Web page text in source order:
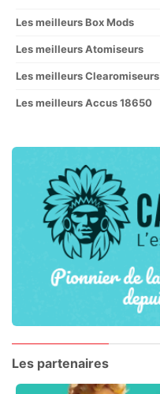
Les meilleurs Box Mods
Les meilleurs Atomiseurs
Les meilleurs Clearomiseurs
Les meilleurs Accus 18650
Les partenaires